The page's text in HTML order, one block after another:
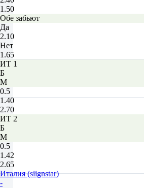
1.50
Обе забьют
Да
2.10
Нет
1.65
ИТ 1
Б
М
0.5
1.40
2.70
ИТ 2
Б
М
0.5
1.42
2.65
Италия (siignstar)
-